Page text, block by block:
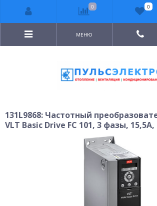
МЕНЮ
131L9868: Частотный
VLT Basic Drive FC 101, 3 фазы, 15,5А,
0 0